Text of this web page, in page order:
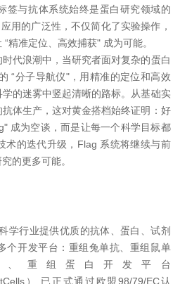
签与抗体系统始终是蛋白研究领域的
用的广泛性，不仅简化了实验操作，
精准定位、高效捕获" 成为可能。
代浪潮中，当研究者面对复杂的蛋白
“分子导航仪"，用精准的定位和高效
的迷雾中竖起清晰的路标。从基础实
体生产，这对黄金搭档始终证明：好
成为空谈，而是让每一个科学目标都
术的迭代升级，Flag 系统将继续与前
的更多可能。
学行业提供优质的抗体、蛋白、试剂
个开发平台：重组兔单抗、重组鼠单
重组蛋白开发平台
）,已正式通过欧盟98/79/EC认